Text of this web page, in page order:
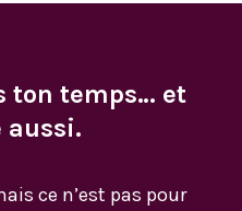
ton temps… et
aussi.
ce n’est pas pour